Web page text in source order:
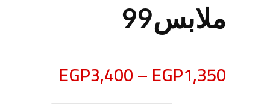
ملابس99
EGP1,350
–
EGP3,400